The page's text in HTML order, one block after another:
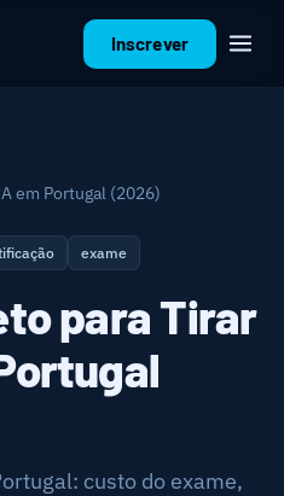
Inscrever
em Portugal (2026)
exame
para Tirar
custo do exame,